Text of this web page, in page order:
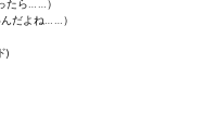
たら……）
だよね……）
)